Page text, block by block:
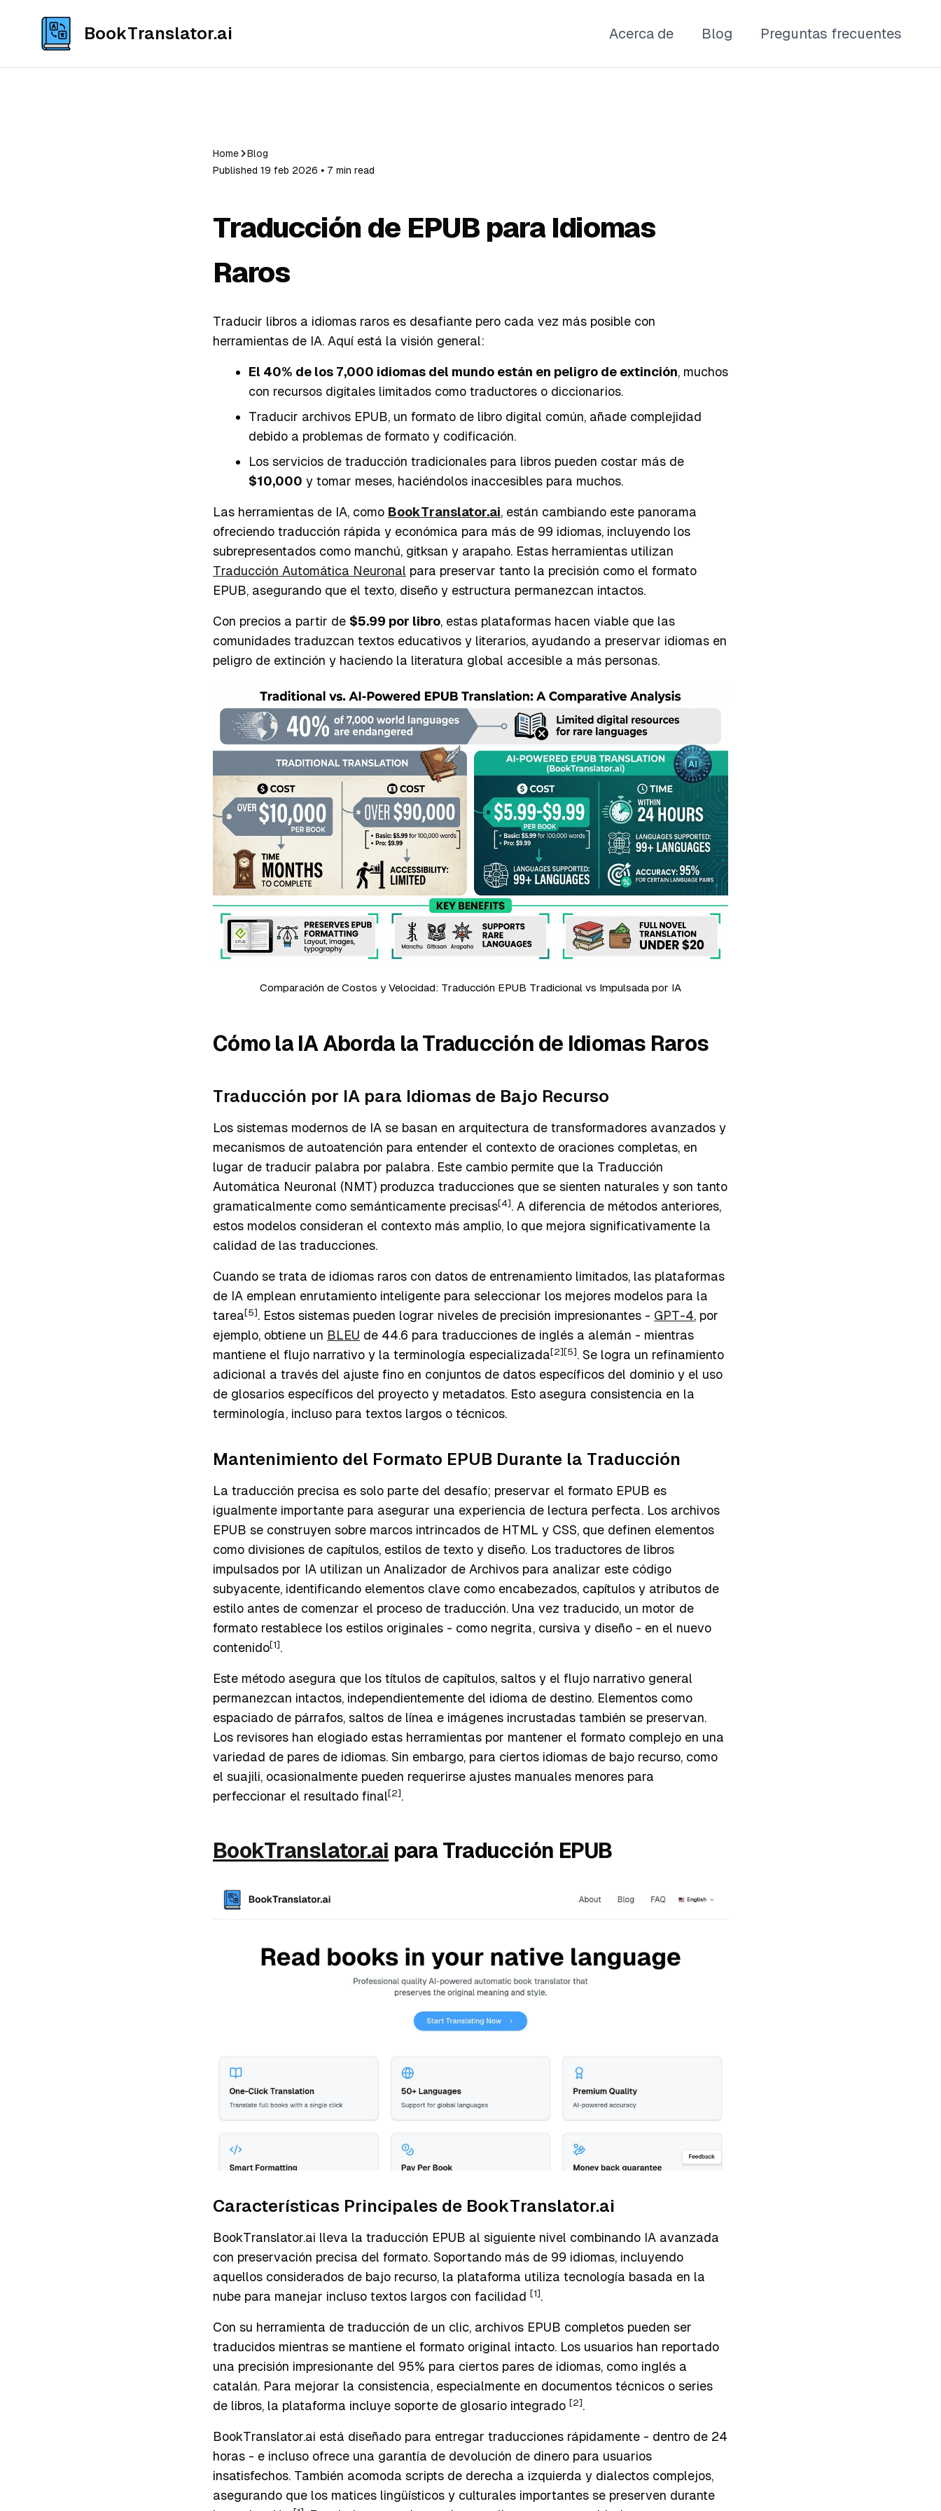
BookTranslator.ai Acerca de Blog Preguntas frecuentes
Home
Blog
Published 19 feb 2026 ⦁ 7 min read
Traducción de EPUB para Idiomas
Raros
Traducir libros a idiomas raros es desafiante pero cada vez más posible con
herramientas de IA. Aquí está la visión general:
El 40% de los 7,000 idiomas del mundo están en peligro de extinción, muchos
con recursos digitales limitados como traductores o diccionarios.
Traducir archivos EPUB, un formato de libro digital común, añade complejidad
debido a problemas de formato y codificación.
Los servicios de traducción tradicionales para libros pueden costar más de
$10,000 y tomar meses, haciéndolos inaccesibles para muchos.
Las herramientas de IA, como BookTranslator.ai, están cambiando este panorama
ofreciendo traducción rápida y económica para más de 99 idiomas, incluyendo los
subrepresentados como manchú, gitksan y arapaho. Estas herramientas utilizan
Traducción Automática Neuronal para preservar tanto la precisión como el formato
EPUB, asegurando que el texto, diseño y estructura permanezcan intactos.
Con precios a partir de $5.99 por libro, estas plataformas hacen viable que las
comunidades traduzcan textos educativos y literarios, ayudando a preservar idiomas en
peligro de extinción y haciendo la literatura global accesible a más personas.
Comparación de Costos y Velocidad: Traducción EPUB Tradicional vs Impulsada por IA
Cómo la IA Aborda la Traducción de Idiomas Raros
Traducción por IA para Idiomas de Bajo Recurso
Los sistemas modernos de IA se basan en arquitectura de transformadores avanzados y
mecanismos de autoatención para entender el contexto de oraciones completas, en
lugar de traducir palabra por palabra. Este cambio permite que la Traducción
Automática Neuronal (NMT) produzca traducciones que se sienten naturales y son tanto
gramaticalmente como semánticamente precisas[4]. A diferencia de métodos anteriores,
estos modelos consideran el contexto más amplio, lo que mejora significativamente la
calidad de las traducciones.
Cuando se trata de idiomas raros con datos de entrenamiento limitados, las plataformas
de IA emplean enrutamiento inteligente para seleccionar los mejores modelos para la
tarea[5]. Estos sistemas pueden lograr niveles de precisión impresionantes - GPT-4, por
ejemplo, obtiene un BLEU de 44.6 para traducciones de inglés a alemán - mientras
mantiene el flujo narrativo y la terminología especializada[2][5]. Se logra un refinamiento
adicional a través del ajuste fino en conjuntos de datos específicos del dominio y el uso
de glosarios específicos del proyecto y metadatos. Esto asegura consistencia en la
terminología, incluso para textos largos o técnicos.
Mantenimiento del Formato EPUB Durante la Traducción
La traducción precisa es solo parte del desafío; preservar el formato EPUB es
igualmente importante para asegurar una experiencia de lectura perfecta. Los archivos
EPUB se construyen sobre marcos intrincados de HTML y CSS, que definen elementos
como divisiones de capítulos, estilos de texto y diseño. Los traductores de libros
impulsados por IA utilizan un Analizador de Archivos para analizar este código
subyacente, identificando elementos clave como encabezados, capítulos y atributos de
estilo antes de comenzar el proceso de traducción. Una vez traducido, un motor de
formato restablece los estilos originales - como negrita, cursiva y diseño - en el nuevo
contenido[1].
Este método asegura que los títulos de capítulos, saltos y el flujo narrativo general
permanezcan intactos, independientemente del idioma de destino. Elementos como
espaciado de párrafos, saltos de línea e imágenes incrustadas también se preservan.
Los revisores han elogiado estas herramientas por mantener el formato complejo en una
variedad de pares de idiomas. Sin embargo, para ciertos idiomas de bajo recurso, como
el suajili, ocasionalmente pueden requerirse ajustes manuales menores para
perfeccionar el resultado final[2].
BookTranslator.ai para Traducción EPUB
Características Principales de BookTranslator.ai
BookTranslator.ai lleva la traducción EPUB al siguiente nivel combinando IA avanzada
con preservación precisa del formato. Soportando más de 99 idiomas, incluyendo
aquellos considerados de bajo recurso, la plataforma utiliza tecnología basada en la
nube para manejar incluso textos largos con facilidad [1].
Con su herramienta de traducción de un clic, archivos EPUB completos pueden ser
traducidos mientras se mantiene el formato original intacto. Los usuarios han reportado
una precisión impresionante del 95% para ciertos pares de idiomas, como inglés a
catalán. Para mejorar la consistencia, especialmente en documentos técnicos o series
de libros, la plataforma incluye soporte de glosario integrado [2].
BookTranslator.ai está diseñado para entregar traducciones rápidamente - dentro de 24
horas - e incluso ofrece una garantía de devolución de dinero para usuarios
insatisfechos. También acomoda scripts de derecha a izquierda y dialectos complejos,
asegurando que los matices lingüísticos y culturales importantes se preserven durante